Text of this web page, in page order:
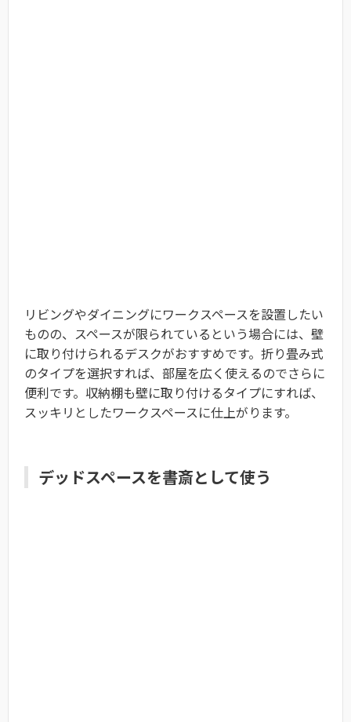
リビングやダイニングにワークスペースを設置したい
ものの、スペースが限られているという場合には、壁
に取り付けられるデスクがおすすめです。折り畳み式
のタイプを選択すれば、部屋を広く使えるのでさらに
便利です。収納棚も壁に取り付けるタイプにすれば、
スッキリとしたワークスペースに仕上がります。
デッドスペースを書斎として使う